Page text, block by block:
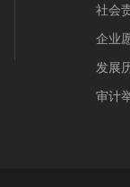
社会
企业
发展
审计